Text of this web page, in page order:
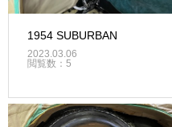
1954 SUBURBAN
2023.03.06
閲覧数：5